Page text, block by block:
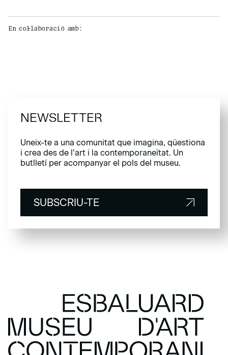
En col·laboració amb:
NEWSLETTER
Uneix-te a una comunitat que imagina, qüestiona
i crea des de l’art i la contemporaneïtat. Un
butlletí per acompanyar el pols del museu.
SUBSCRIU-TE
SUBSCRIU-TE